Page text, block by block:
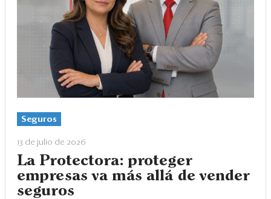
Seguros
13 de julio de 2026
La Protectora: proteger
empresas va más allá de vender
seguros